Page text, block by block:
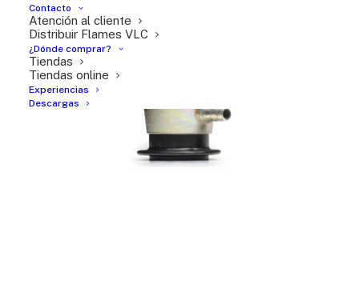
Contacto
Atención al cliente
Distribuir Flames VLC
¿Dónde comprar?
Tiendas
Tiendas online
Experiencias
Descargas